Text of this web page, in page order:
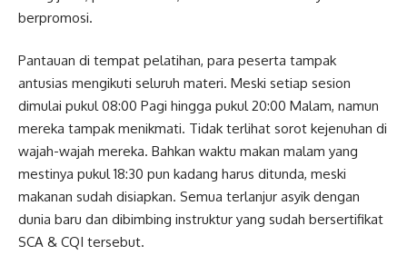
berpromosi.
Pantauan di tempat pelatihan, para peserta tampak
antusias mengikuti seluruh materi. Meski setiap sesion
dimulai pukul 08:00 Pagi hingga pukul 20:00 Malam, namun
mereka tampak menikmati. Tidak terlihat sorot kejenuhan di
wajah-wajah mereka. Bahkan waktu makan malam yang
mestinya pukul 18:30 pun kadang harus ditunda, meski
makanan sudah disiapkan. Semua terlanjur asyik dengan
dunia baru dan dibimbing instruktur yang sudah bersertifikat
SCA & CQI tersebut.